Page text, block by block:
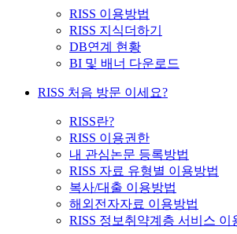
RISS 이용방법
RISS 지식더하기
DB연계 현황
BI 및 배너 다운로드
RISS 처음 방문 이세요?
RISS란?
RISS 이용권한
내 관심논문 등록방법
RISS 자료 유형별 이용방법
복사/대출 이용방법
해외전자자료 이용방법
RISS 정보취약계층 서비스 이